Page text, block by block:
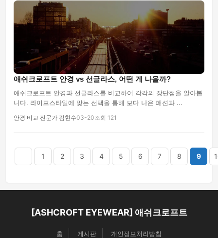
애쉬크로프트 안경 vs 선글라스, 어떤 게 나을까?
애쉬크로프트 안경과 선글라스를 비교하여 각각의 장단점을 알아봅
니다. 라이프스타일에 맞는 선택을 통해 보다 나은 패션과 ...
안경 비교 전문가 김현수03-20조회 121
1 2 3 4 5 6 7 8 9
[ASHCROFT EYEWEAR] 애쉬크로프트
홈 게시판 개인정보처리방침